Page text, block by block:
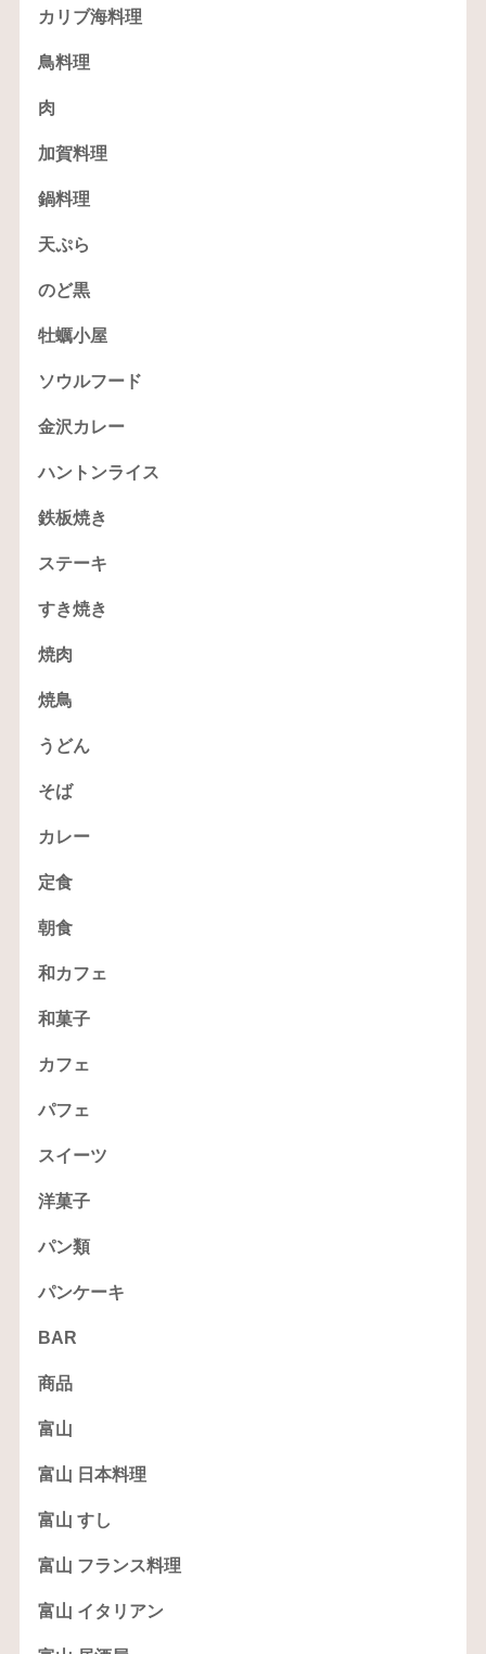
カリブ海料理
鳥料理
肉
加賀料理
鍋料理
天ぷら
のど黒
牡蠣小屋
ソウルフード
金沢カレー
ハントンライス
鉄板焼き
ステーキ
すき焼き
焼肉
焼鳥
うどん
そば
カレー
定食
朝食
和カフェ
和菓子
カフェ
パフェ
スイーツ
洋菓子
パン類
パンケーキ
BAR
商品
富山
富山 日本料理
富山 すし
富山 フランス料理
富山 イタリアン